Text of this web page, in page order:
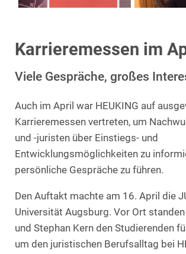
Karrieremessen im
Viele Gespräche, großes
Auch im April war HEUKING auf
Karrieremessen vertreten, um
und ‑juristen über Einstiegs- und
Entwicklungsmöglichkeiten zu
persönliche Gespräche zu führen.
Den Auftakt machte am 16. April die
Universität Augsburg. Vor Ort
und Stephan Kern den Studierenden
um den juristischen Berufsalltag bei